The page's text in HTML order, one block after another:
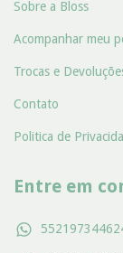
Sobre a Bloss
Acompanhar meu
Trocas e
Contato
Politica de
Entre em